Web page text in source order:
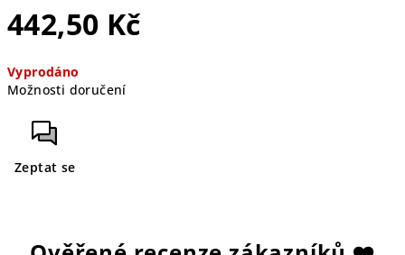
442,50 Kč
cena:
Vyprodáno
Možnosti doručení
Zeptat se